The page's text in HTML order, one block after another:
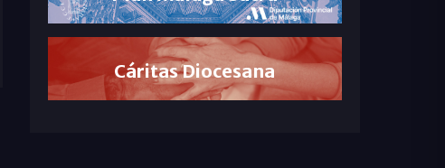
Cáritas Diocesana